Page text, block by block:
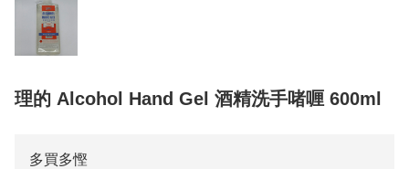
理的 Alcohol Hand Gel 酒精洗手啫喱 600ml
多買多慳